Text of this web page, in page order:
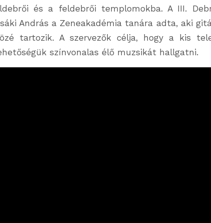
és a feldebrői templomokba. A III.
András a Zeneakadémia tanára adta, aki
tartozik. A szervezők célja, hogy a kis
színvonalas élő muzsikát hallgatni.